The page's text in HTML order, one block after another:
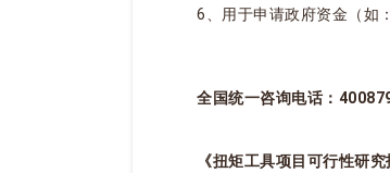
6、用于申请政府资金（如：
全国统一咨询电话：
《扭矩工具项目可行性研究